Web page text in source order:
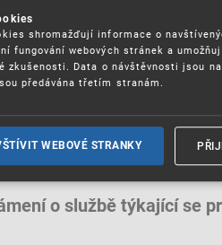
tržištích
porušování IPR
a vymáhání IPR ve
o službě týkající se
shromažďují informace o
fungování webových stránek a
zkušenosti. Data o návštěvnosti jsou
předávána třetím stranám.
WEBOVÉ STRANKY